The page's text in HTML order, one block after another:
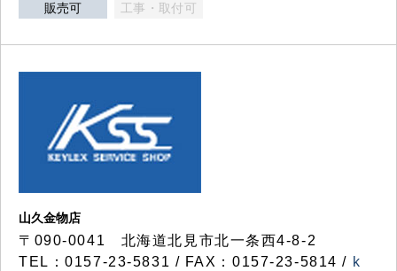
販売可 工事・取付可
山久金物店
〒090-0041 北海道北見市北一条西4-8-2
TEL：0157-23-5831 / FAX：0157-23-5814 / k